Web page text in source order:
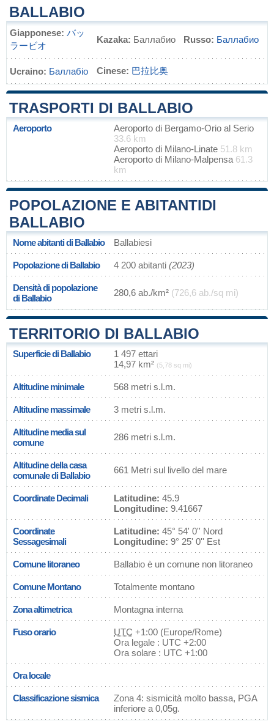
BALLABIO
Giapponese: バッ
ラービオ
Kazaka: Баллабио Russo: Баллабио
Ucraino: Баллабіо Cinese: 巴拉比奥
TRASPORTI DI BALLABIO
Aeroporto
Aeroporto di Bergamo-Orio al Serio
33.6 km
Aeroporto di Milano-Linate 51.8 km
Aeroporto di Milano-Malpensa 61.3
km
POPOLAZIONE E ABITANTIDI
BALLABIO
Nome abitanti di Ballabio Ballabiesi
Popolazione di Ballabio 4 200 abitanti (2023)
Densità di popolazione
di Ballabio
280,6 ab./km² (726,6 ab./sq mi)
TERRITORIO DI BALLABIO
Superficie di Ballabio
1 497 ettari
14,97 km² (5,78 sq mi)
Altitudine minimale 568 metri s.l.m.
Altitudine massimale 3 metri s.l.m.
Altitudine media sul
comune
286 metri s.l.m.
Altitudine della casa
comunale di Ballabio
661 Metri sul livello del mare
Coordinate Decimali Latitudine: 45.9
Longitudine: 9.41667
Coordinate
Sessagesimali
Latitudine: 45° 54' 0'' Nord
Longitudine: 9° 25' 0'' Est
Comune litoraneo Ballabio è un comune non litoraneo
Comune Montano Totalmente montano
Zona altimetrica Montagna interna
Fuso orario UTC +1:00 (Europe/Rome)
Ora legale : UTC +2:00
Ora solare : UTC +1:00
Ora locale
Classificazione sismica
Zona 4: sismicità molto bassa, PGA
inferiore a 0,05g.